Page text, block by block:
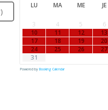
LU MA ME JE
3
4 5 6
10
11 12 13
17
18 19 20
24
25 26 27
31
Powered byBooking Calendar